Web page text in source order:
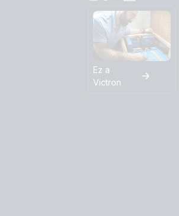
Ez a
Victron